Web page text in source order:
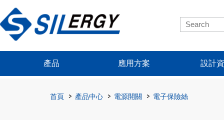
產品 應用方案 設計
首頁 產品中心 電源開關 電子保險絲